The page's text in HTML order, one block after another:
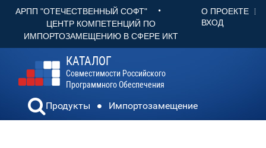
АРПП "ОТЕЧЕСТВЕННЫЙ СОФТ" •
ЦЕНТР КОМПЕТЕНЦИЙ ПО
ИМПОРТОЗАМЕЩЕНИЮ В СФЕРЕ ИКТ
О ПРОЕКТЕ
ВХОД
КАТАЛОГ
Совместимости Российского
Программного Обеспечения
Продукты Импортозамещение